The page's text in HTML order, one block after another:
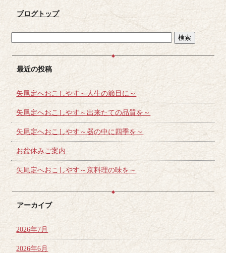
ブログトップ
最近の投稿
矢尾定へおこしやす～人生の節目に～
矢尾定へおこしやす～出来たての品質を～
矢尾定へおこしやす～器の中に四季を～
お盆休みご案内
矢尾定へおこしやす～京料理の味を～
アーカイブ
2026年7月
2026年6月